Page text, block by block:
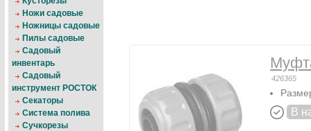
Ножи садовые
Ножницы садовые
Пилы садовые
Садовый
инвентарь
Садовый
инструмент РОСТОК
Секаторы
Система полива
Сучкорезы
426365
В